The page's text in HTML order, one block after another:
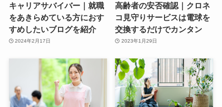
キャリアサバイバー｜就職
をあきらめている方におす
すめしたいブログを紹介
2024年2月17日
高齢者の安否確認｜クロネ
コ見守りサービスは電球を
交換するだけでカンタン
2023年1月29日